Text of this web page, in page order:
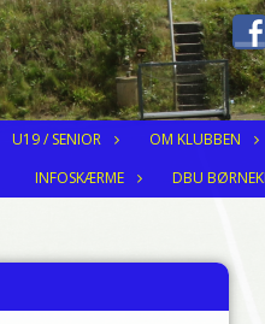
U19 / SENIOR OM KLUBBEN
INFOSKÆRME DBU